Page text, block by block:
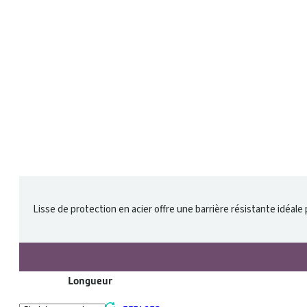
Lisse de protection en acier offre une barrière résistante
Longueur